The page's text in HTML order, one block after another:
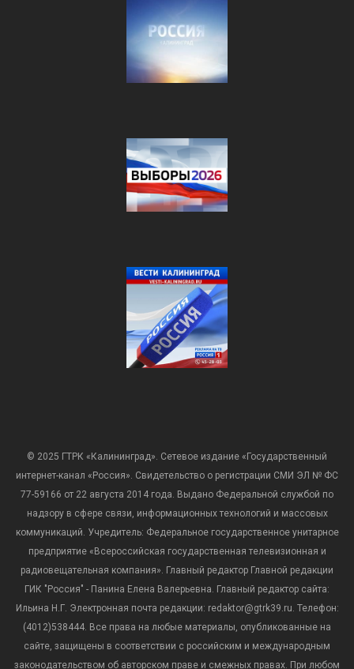
© 2025 ГТРК «Калининград». Сетевое издание «Государственный
интернет-канал «Россия». Свидетельство о регистрации СМИ ЭЛ № ФС
77-59166 от 22 августа 2014 года. Выдано Федеральной службой по
надзору в сфере связи, информационных технологий и массовых
коммуникаций. Учредитель: Федеральное государственное унитарное
предприятие «Всероссийская государственная телевизионная и
радиовещательная компания». Главный редактор Главной редакции
ГИК "Россия" - Панина Елена Валерьевна. Главный редактор сайта:
Ильина Н.Г. Электронная почта редакции: redaktor@gtrk39.ru. Телефон:
(4012)538444. Все права на любые материалы, опубликованные на
сайте, защищены в соответствии с российским и международным
законодательством об авторском праве и смежных правах. При любом